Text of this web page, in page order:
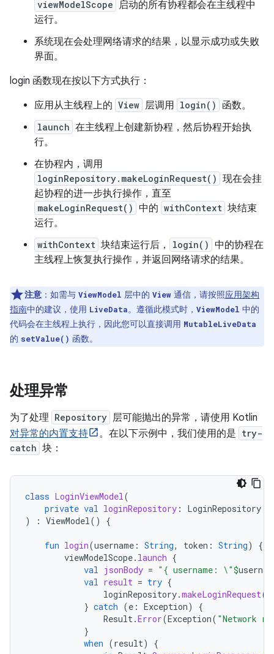
viewModelScope 启动的所有协程都会在主线程中
运行。
系统现在会处理网络请求的结果，以显示成功或失败
界面。
login 函数现在按以下方式执行：
应用从主线程上的 View 层调用 login() 函数。
launch 在主线程上创建新协程，然后协程开始执
行。
在协程内，调用
loginRepository.makeLoginRequest() 现在会挂
起协程的进一步执行操作，直至
makeLoginRequest() 中的 withContext 块结束
运行。
withContext 块结束运行后， login() 中的协程在
主线程上恢复执行操作，并返回网络请求的结果。
注意 ：如需与 ViewModel 层中的 View 通信，请按照应用架构
指南中的建议，使用 LiveData。遵循此模式时， ViewModel 中的
代码会在主线程上执行，因此您可以直接调用 MutableLiveData
的 setValue() 函数。
处理异常
为了处理 Repository 层可能抛出的异常，请使用 Kotlin
对异常的内置支持
。在以下示例中，我们使用的是 try-
catch 块：
class LoginViewModel(
private val loginRepository :
LoginRepository
)
: ViewModel() {
fun login(username : String, token : String)
{
viewModelScope. launch {
val jsonBody = "{ username: \"$
val result = try {
loginRepository.makeLoginRequest(
} catch (e : Exception)
{
Result.Error(Exception( "Network
}
when (result)
{